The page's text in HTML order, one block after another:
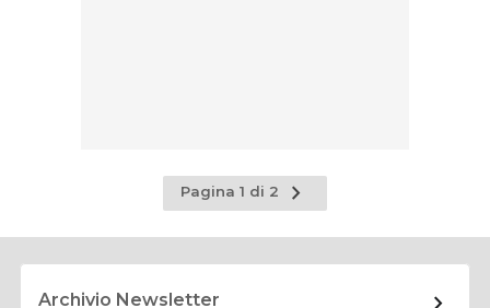
Pagina 1 di 2
Pagina
successiva
Archivio Newsletter